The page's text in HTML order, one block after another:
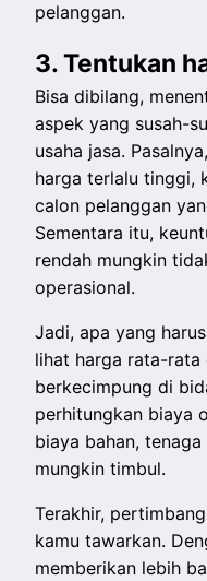
pelanggan.
3. Tentukan
Bisa dibilang,
aspek yang susah-
usaha jasa.
harga terlalu tinggi,
calon pelanggan
Sementara itu,
rendah mungkin
operasional.
Jadi, apa yang
lihat harga rata-
berkecimpung di
perhitungkan biaya
biaya bahan,
mungkin timbul.
Terakhir,
kamu tawarkan.
memberikan lebih